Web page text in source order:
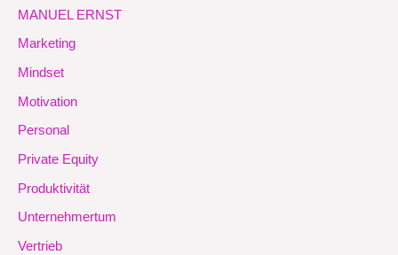
MANUEL ERNST
Marketing
Mindset
Motivation
Personal
Private Equity
Produktivität
Unternehmertum
Vertrieb